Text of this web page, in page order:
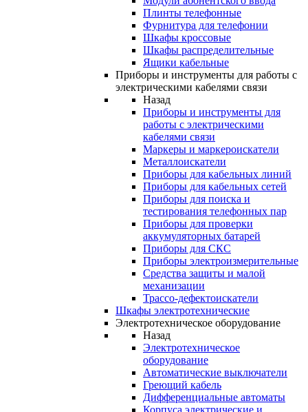
Плинты телефонные
Фурнитура для телефонии
Шкафы кроссовые
Шкафы распределительные
Ящики кабельные
Приборы и инструменты для работы с
электрическими кабелями связи
Назад
Приборы и инструменты для
работы с электрическими
кабелями связи
Маркеры и маркероискатели
Металлоискатели
Приборы для кабельных линий
Приборы для кабельных сетей
Приборы для поиска и
тестирования телефонных пар
Приборы для проверки
аккумуляторных батарей
Приборы для СКС
Приборы электроизмерительные
Средства защиты и малой
механизации
Трассо-дефектоискатели
Шкафы электротехнические
Электротехническое оборудование
Назад
Электротехническое
оборудование
Автоматические выключатели
Греющий кабель
Дифференциальные автоматы
Корпуса электрические и